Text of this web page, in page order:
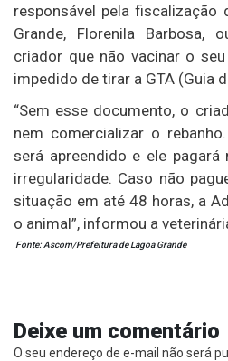
responsável pela fiscalização
Grande, Florenila Barbosa,
criador que não vacinar o
impedido de tirar a GTA (Guia
“Sem esse documento, o
nem comercializar o
será apreendido e ele
irregularidade. Caso não
situação em até 48 horas, a
o animal”, informou a
Fonte: Ascom/Prefeitura de Lagoa Grande
Deixe um comentário
O seu endereço de e-mail não será